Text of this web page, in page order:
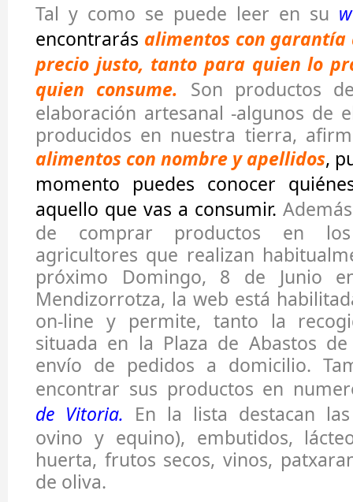
Tal y como se puede leer en su
encontrarás alimentos con garantía
precio justo, tanto para quien lo
quien consume. Son productos
elaboración artesanal -algunos de
producidos en nuestra tierra,
alimentos con nombre y apellidos,
momento puedes conocer
aquello que vas a consumir.
de comprar productos en
agricultores que realizan
próximo Domingo, 8 de Junio
Mendizorrotza, la web está
on-line y permite, tanto la
situada en la Plaza de Abastos
envío de pedidos a domicilio.
encontrar sus productos en
de Vitoria. En la lista destacan
ovino y equino), embutidos,
huerta, frutos secos, vinos,
de oliva.